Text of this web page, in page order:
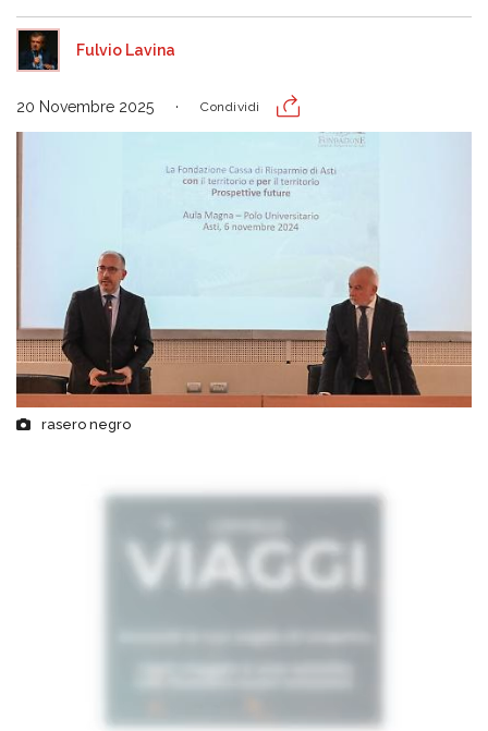
Fulvio Lavina
20 Novembre 2025 Condividi
rasero negro